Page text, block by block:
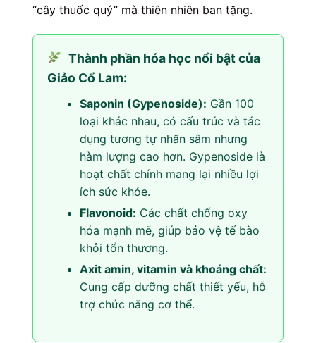
“cây thuốc quý” mà thiên nhiên ban tặng.
Thành phần hóa học nổi bật của
Giảo Cổ Lam:
Saponin (Gypenoside): Gần 100
loại khác nhau, có cấu trúc và tác
dụng tương tự nhân sâm nhưng
hàm lượng cao hơn. Gypenoside là
hoạt chất chính mang lại nhiều lợi
ích sức khỏe.
Flavonoid: Các chất chống oxy
hóa mạnh mẽ, giúp bảo vệ tế bào
khỏi tổn thương.
Axit amin, vitamin và khoáng chất:
Cung cấp dưỡng chất thiết yếu, hỗ
trợ chức năng cơ thể.